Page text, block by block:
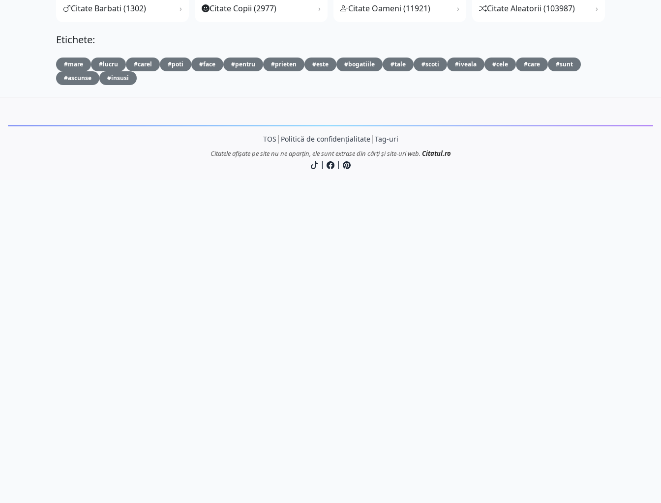
Citate Barbati (1302) Citate Copii (2977) Citate Oameni (11921) Citate Aleatorii (103987)
Etichete:
#mare #lucru #carel #poti #face #pentru #prieten #este #bogatiile #tale #scoti #iveala #cele #care
#sunt
#ascunse
#insusi
TOS Politică de confidențialitate│ Tag-uri
Citatele afișate pe site nu ne aparțin, ele sunt extrase din cărți și site-uri web. Citatul.ro
| |